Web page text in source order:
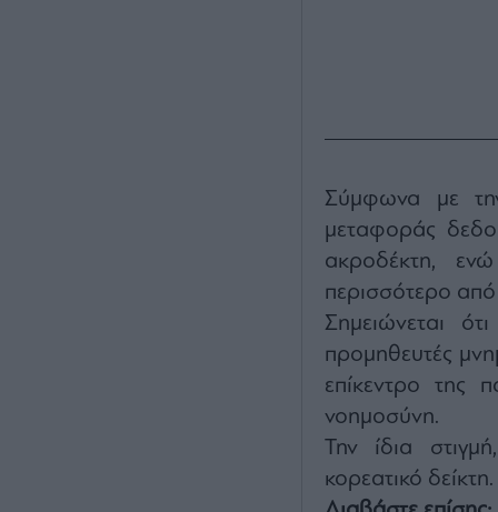
Σύμφωνα με
μεταφοράς
ακροδέκτη,
περισσότερο
Σημειώνεται
προμηθευτές
επίκεντρο της
νοημοσύνη.
Την ίδια
κορεατικό δείκτη.